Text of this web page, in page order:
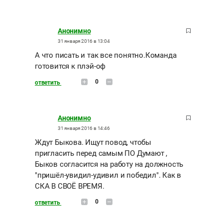
Анонимно
31 января 2016 в 13:04
А что писать и так все понятно.Команда
готовится к плэй-оф
ответить 0
Анонимно
31 января 2016 в 14:46
Ждут Быкова. Ищут повод, чтобы
пригласить перед самым ПО Думают ,
Быков согласится на работу на должность
"пришёл-увидил-удивил и победил". Как в
СКА В СВОЁ ВРЕМЯ.
ответить 0